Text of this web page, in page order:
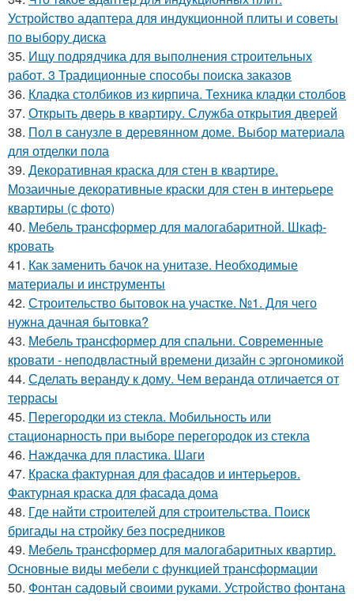
Устройство адаптера для индукционной плиты и советы
по выбору диска
35. Ищу подрядчика для выполнения строительных
работ. 3 Традиционные способы поиска заказов
36. Кладка столбиков из кирпича. Техника кладки столбов
37. Открыть дверь в квартиру. Служба открытия дверей
38. Пол в санузле в деревянном доме. Выбор материала
для отделки пола
39. Декоративная краска для стен в квартире.
Мозаичные декоративные краски для стен в интерьере
квартиры (с фото)
40. Мебель трансформер для малогабаритной. Шкаф-
кровать
41. Как заменить бачок на унитазе. Необходимые
материалы и инструменты
42. Строительство бытовок на участке. №1. Для чего
нужна дачная бытовка?
43. Мебель трансформер для спальни. Современные
кровати - неподвластный времени дизайн с эргономикой
44. Сделать веранду к дому. Чем веранда отличается от
террасы
45. Перегородки из стекла. Мобильность или
стационарность при выборе перегородок из стекла
46. Наждачка для пластика. Шаги
47. Краска фактурная для фасадов и интерьеров.
Фактурная краска для фасада дома
48. Где найти строителей для строительства. Поиск
бригады на стройку без посредников
49. Мебель трансформер для малогабаритных квартир.
Основные виды мебели с функцией трансформации
50. Фонтан садовый своими руками. Устройство фонтана